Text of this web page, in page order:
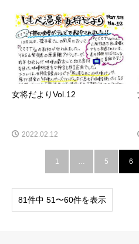
女将だよりVol.12
2022.02.12
1 … 5 6
81件中 51〜60件を表示